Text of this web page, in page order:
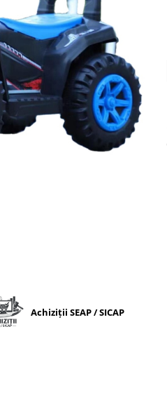
Achiziții SEAP / SICAP